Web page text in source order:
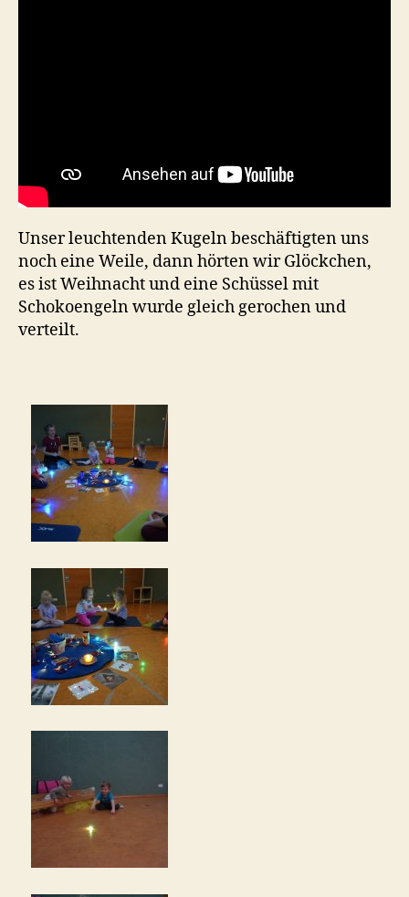
Unser leuchtenden Kugeln beschäftigten uns
noch eine Weile, dann hörten wir Glöckchen,
es ist Weihnacht und eine Schüssel mit
Schokoengeln wurde gleich gerochen und
verteilt.